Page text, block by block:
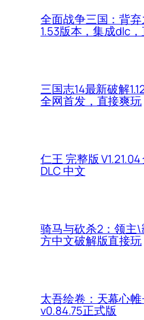
全面战争三国：背
1.53版本，集成dlc
三国志14最新破解
全网首发，直接爽玩
仁王 完整版 V1.21.04
DLC 中文
骑马与砍杀2：领主\
方中文破解版直接玩
太吾绘卷：天幕心
v0.84.75正式版